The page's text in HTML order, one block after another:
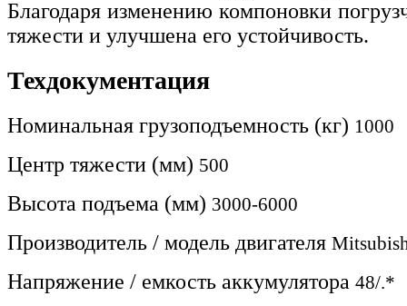
Благодаря изменению компоновки
тяжести и улучшена его устойчивость.
Техдокументация
Номинальная грузоподъемность (кг) 1000
Центр тяжести (мм) 500
Высота подъема (мм) 3000-6000
Производитель / модель двигателя
Напряжение / емкость аккумулятора 48/.*